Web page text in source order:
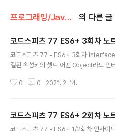
프로그래밍/JavaScript 의 다른 글
코드스피츠 77 ES6+ 3회차 노
코드스피츠 77 - ES6+ 3회차 interface
결된 속성키의 셋트 어떤 Object라도 인
est라는 키를 갖고 값으로 문자열인자를
온다. IteratorResultObject는 value와
done은 계속 반복할 수 있을지 없을지에
0 0 2021. 2. 14.
코드스피츠 77 ES6+ 2회차 노
코드스피츠 77 - ES6+ 1/2회차 인사이